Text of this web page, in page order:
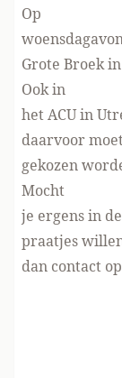
Op
Grote Broek
Ook in
het ACU in
daarvoor
gekozen
Mocht
je ergens in
praatjes
dan contact